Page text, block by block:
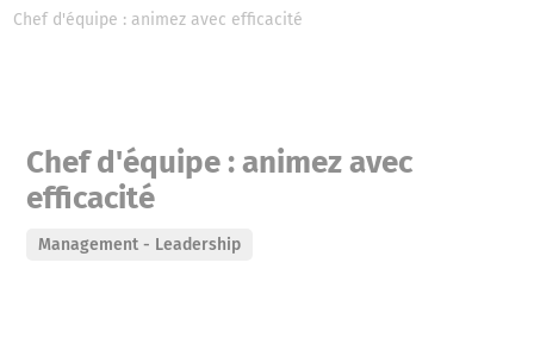
Chef d'équipe : animez avec efficacité
Chef d'équipe : animez avec
efficacité
Management - Leadership